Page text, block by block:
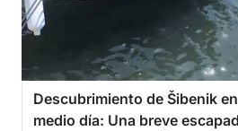
Descubrimiento de Šibenik en
medio día: Una breve